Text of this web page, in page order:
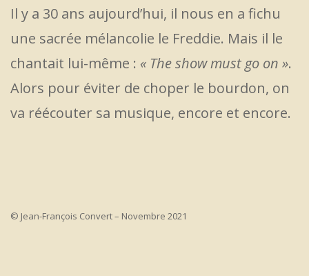
Il y a 30 ans aujourd’hui, il nous en a fichu
une sacrée mélancolie le Freddie. Mais il le
chantait lui-même : « The show must go on ».
Alors pour éviter de choper le bourdon, on
va réécouter sa musique, encore et encore.
© Jean-François Convert – Novembre 2021